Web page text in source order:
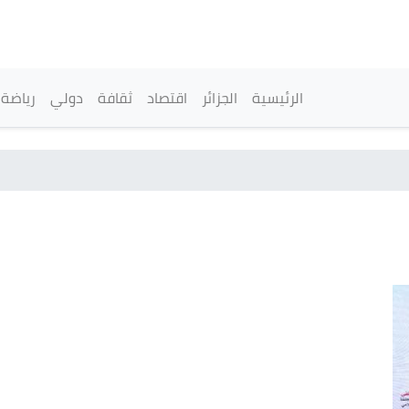
القائمة الرئيسية
الرئيسية الجزائر اقتصاد ثقافة دولي رياضة